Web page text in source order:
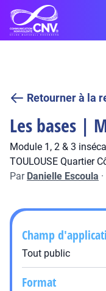
Retourner à la
Les bases |
Module 1, 2 & 3
TOULOUSE Quartier
Par Danielle Escoula ·
Champ
Tout public
Format